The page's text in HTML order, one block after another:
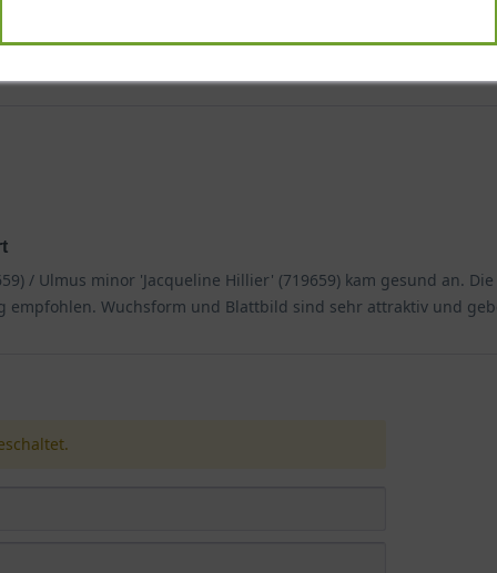
Stamm, die Pflanze überzeugt auf ganzer Linie, einfach
/ Ulmus minor 'Jacqueline Hillier' (719659) kam gesund an.
Wuchsform und Blattbild sind sehr attraktiv und